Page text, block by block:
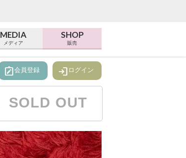
MEDIA
メディア
SHOP
販売
note_alt会員登録 login ログイン
SOLD OUT